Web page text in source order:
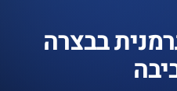
בבצרה